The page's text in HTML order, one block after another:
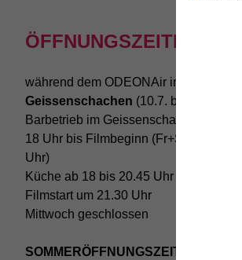
ÖFFNUNGSZEITEN
während dem ODEONAir im
Geissenschachen (10.7. bis 1.8.)
Barbetrieb im Geissenschachen ab
18 Uhr bis Filmbeginn (Fr+Sa bis 1
Uhr)
Küche ab 18 bis 20.45 Uhr
Filmstart um 21.30 Uhr
Mittwoch geschlossen
SOMMERÖFFNUNGSZEITEN